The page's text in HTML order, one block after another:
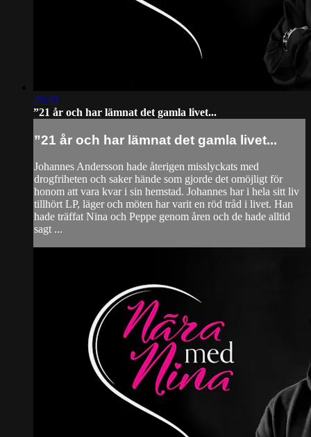
29:49
”21 år och har lämnat det gamla livet...
”21 år och har lämnat det gamla livet...
Johannes Andersson hade återigen misslyckats med
drogfriheten och saker hände som gjorde det omöjligt för
honom att vara kvar i sin hemstad. Johannes har i hela sitt liv
tillhört LP, läger och möten har varit en röd tråd i livet. Han
hade träffat Nina och Peppe genom åren och de hade alltid
sagt ...